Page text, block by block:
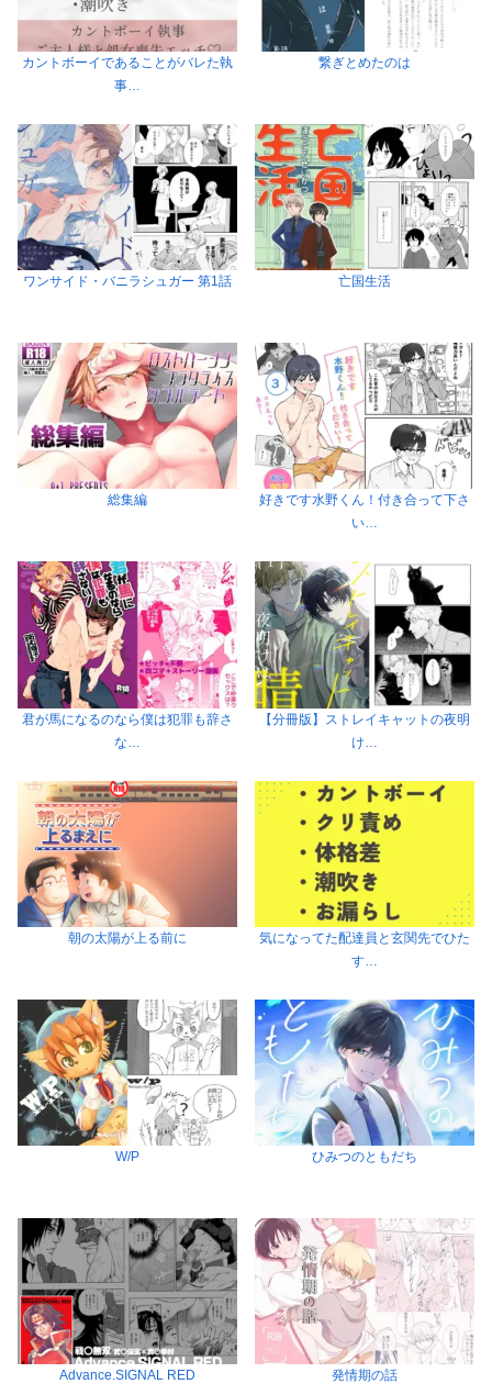
カントボーイであることがバレた執
事…
繋ぎとめたのは
ワンサイド・バニラシュガー 第1話 亡国生活
総集編
好きです水野くん！付き合って下さ
い…
君が馬になるのなら僕は犯罪も辞さ
な…
【分冊版】ストレイキャットの夜明
け…
朝の太陽が上る前に
気になってた配達員と玄関先でひた
す…
W/P ひみつのともだち
Advance.SIGNAL RED 発情期の話